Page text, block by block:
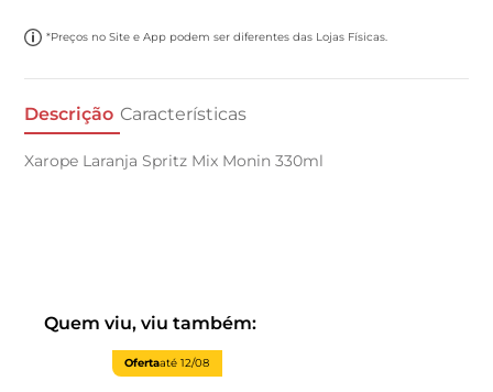
*Preços no Site e App podem ser diferentes das Lojas Físicas.
Descrição Características
Xarope Laranja Spritz Mix Monin 330ml
Quem viu, viu também:
Ofertaaté12/08